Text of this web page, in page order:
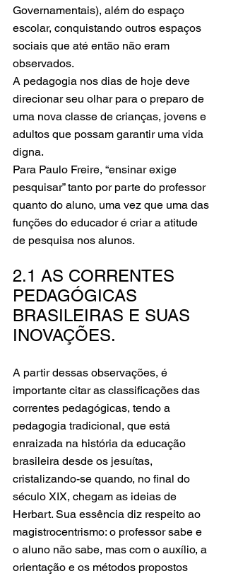
Governamentais), além do espaço
escolar, conquistando outros espaços
sociais que até então não eram
observados.
A pedagogia nos dias de hoje deve
direcionar seu olhar para o preparo de
uma nova classe de crianças, jovens e
adultos que possam garantir uma vida
digna.
Para Paulo Freire, “ensinar exige
pesquisar” tanto por parte do professor
quanto do aluno, uma vez que uma das
funções do educador é criar a atitude
de pesquisa nos alunos.
2.1 AS CORRENTES
PEDAGÓGICAS
BRASILEIRAS E SUAS
INOVAÇÕES.
A partir dessas observações, é
importante citar as classificações das
correntes pedagógicas, tendo a
pedagogia tradicional, que está
enraizada na história da educação
brasileira desde os jesuítas,
cristalizando-se quando, no final do
século XIX, chegam as ideias de
Herbart. Sua essência diz respeito ao
magistrocentrismo: o professor sabe e
o aluno não sabe, mas com o auxílio, a
orientação e os métodos propostos